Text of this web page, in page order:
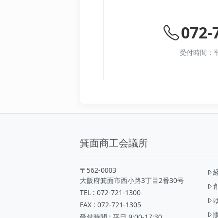
072-
受付時間：
箕面商工会議所
〒562-0003
大阪府箕面市西小路3丁目2番30号
TEL : 072-721-1300
FAX : 072-721-1305